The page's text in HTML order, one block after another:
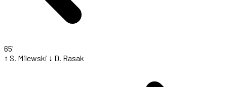
65'
↑ S. Milewski ↓ D. Rasak